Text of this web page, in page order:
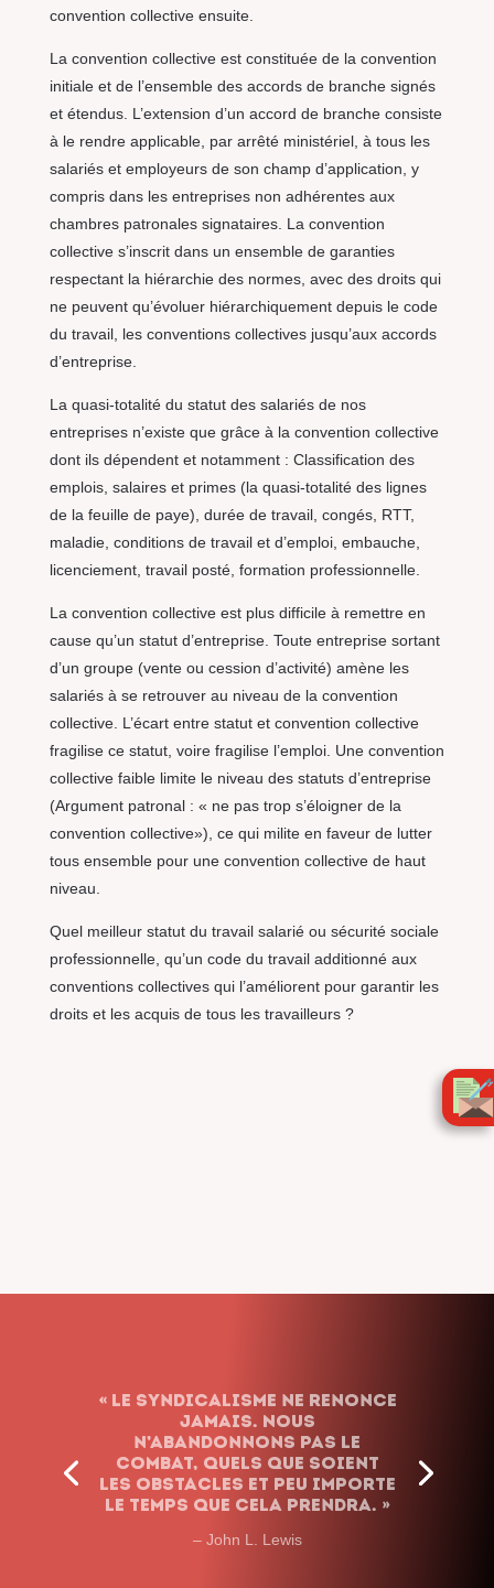
convention collective ensuite.
La convention collective est constituée de la convention
initiale et de l’ensemble des accords de branche signés
et étendus. L’extension d’un accord de branche consiste
à le rendre applicable, par arrêté ministériel, à tous les
salariés et employeurs de son champ d’application, y
compris dans les entreprises non adhérentes aux
chambres patronales signataires. La convention
collective s’inscrit dans un ensemble de garanties
respectant la hiérarchie des normes, avec des droits qui
ne peuvent qu’évoluer hiérarchiquement depuis le code
du travail, les conventions collectives jusqu’aux accords
d’entreprise.
La quasi-totalité du statut des salariés de nos
entreprises n’existe que grâce à la convention collective
dont ils dépendent et notamment : Classification des
emplois, salaires et primes (la quasi-totalité des lignes
de la feuille de paye), durée de travail, congés, RTT,
maladie, conditions de travail et d’emploi, embauche,
licenciement, travail posté, formation professionnelle.
La convention collective est plus difficile à remettre en
cause qu’un statut d’entreprise. Toute entreprise sortant
d’un groupe (vente ou cession d’activité) amène les
salariés à se retrouver au niveau de la convention
collective. L’écart entre statut et convention collective
fragilise ce statut, voire fragilise l’emploi. Une convention
collective faible limite le niveau des statuts d’entreprise
(Argument patronal : « ne pas trop s’éloigner de la
convention collective»), ce qui milite en faveur de lutter
tous ensemble pour une convention collective de haut
niveau.
Quel meilleur statut du travail salarié ou sécurité sociale
professionnelle, qu’un code du travail additionné aux
conventions collectives qui l’améliorent pour garantir les
droits et les acquis de tous les travailleurs ?